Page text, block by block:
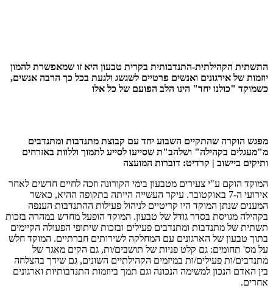
התשתית הקהילתית-התנדבותית בקרית טבעון היא זו שמאפשרת להמון
יוזמות של אירגונים ואנשים פרטיים לשגשג ולגעת בכל כך הרבה אנשים,
כשמוקד "כולנו יחד" הינו הלב הפועם של כל אלו
מפגש הוקרה שהתקיים השבוע יחד עם קבוצת מתנדבות ומתנדבים
מ"מעגלים בקהילה" ושלהב"ת שסייעו לסייע לתמוך וללוות באזרחים
ותיקים ביישוב | קרדיט: דוברות המועצה
המוקד הוקם ע"י צעירים מטבעון בימי הקורונה וזכה לחיים חדשים לאחר
אירועי ה-7 באוקטובר. עיקר העשייה הייתה בתקופה ההיא, כאשר
המענים שנתן המוקד היו קריטיים לניהול פעילות ההתנדבות הענפה
בקהילה מגויסת בסדר גודל של טבעון. המוקד הופעל מחדש במהרה בזכות
תשתית של מתנדבות ומתנדבים פעילים ובזכות שיתופי הפעולה הקיימים
בתוך טבעון של הארגונים עם המחלקה לשירותים חברתיים. המוקד חלש
על מס' תחומים: גם קלט פניות של תושבים/ות, גם הקים מאגר של
מתנדבים/ות פעילים/ות במיזמים הקהילתיים השונים, גם שידך בהצלחה
בין האדם הנכון למשימה הנכונה וגם תמך ביוזמות התנדבותיות וארגונים
אחרים.